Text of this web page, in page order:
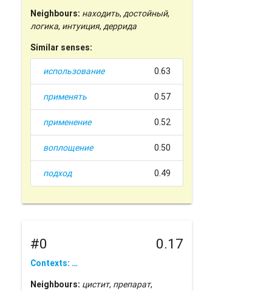
Neighbours: находить,достойный,
логика, интуиция,деррида
Similar senses:
использование 0.63
применять 0.57
применение 0.52
воплощение 0.50
подход 0.49
#0 0.17
Contexts: …
Neighbours: цистит, препарат,